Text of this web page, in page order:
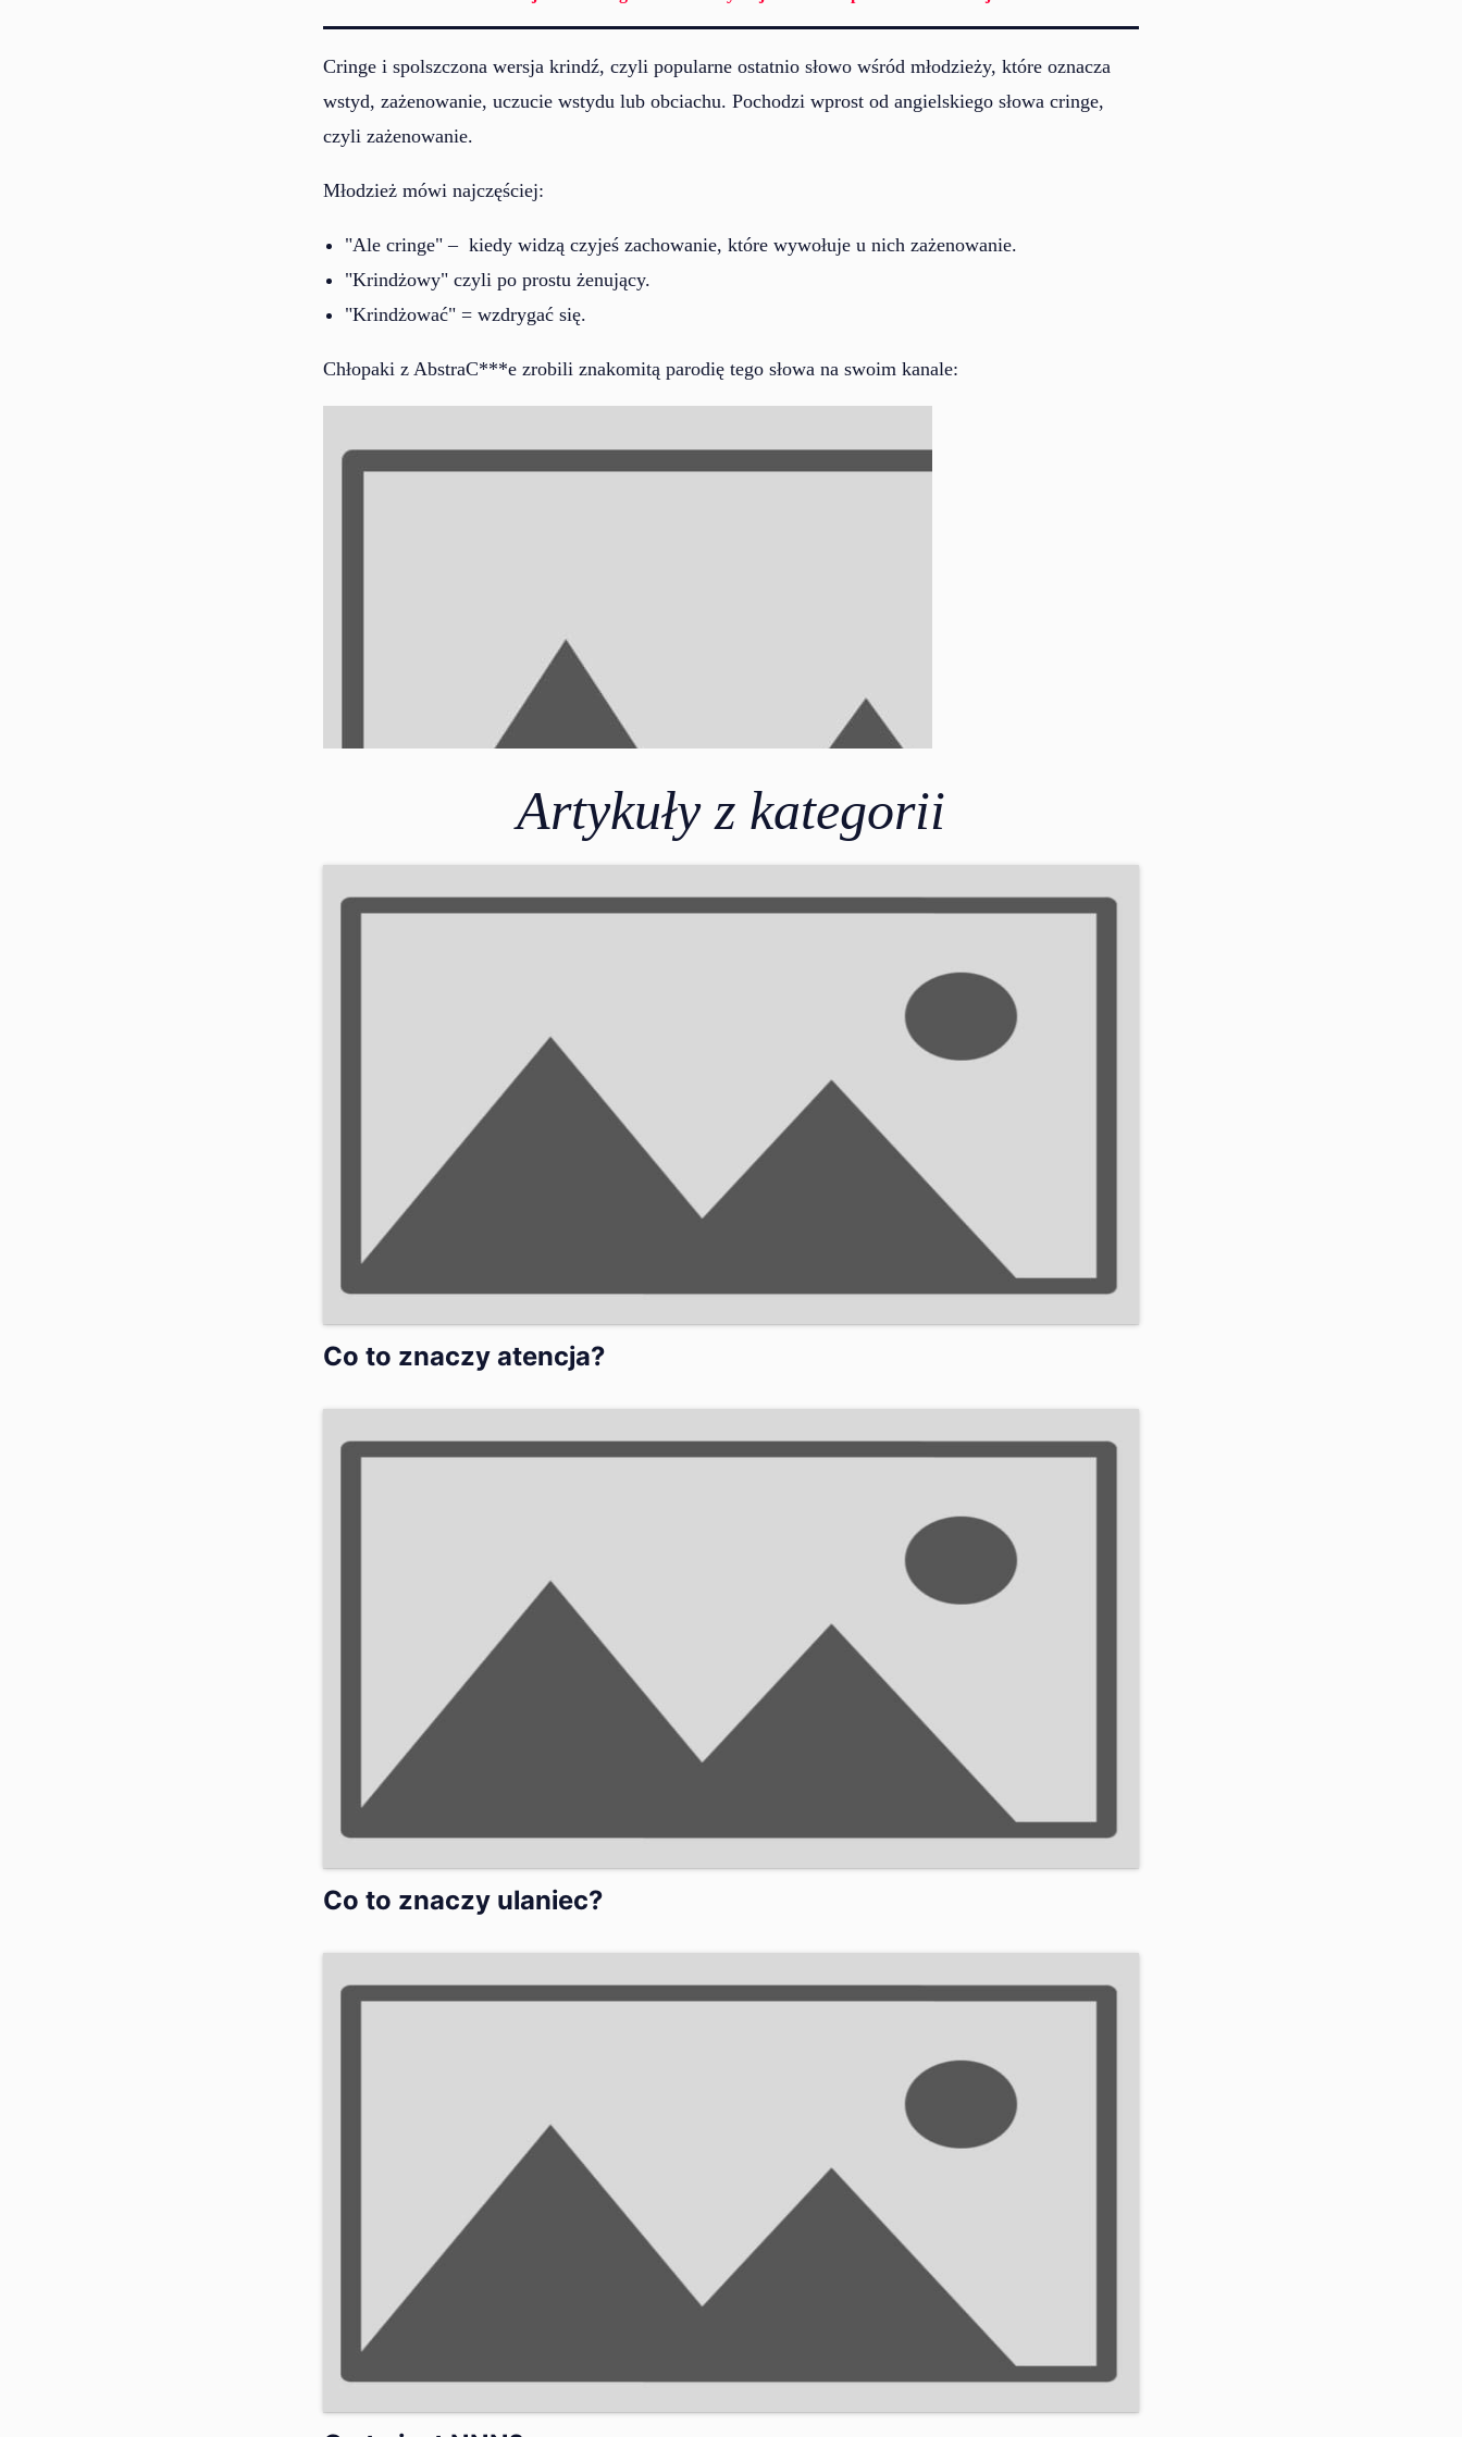
Cringe i spolszczona wersja krindź, czyli popularne ostatnio słowo wśród młodzieży, które oznacza
wstyd, zażenowanie, uczucie wstydu lub obciachu. Pochodzi wprost od angielskiego słowa cringe,
czyli zażenowanie.
Młodzież mówi najczęściej:
"Ale cringe" – kiedy widzą czyjeś zachowanie, które wywołuje u nich zażenowanie.
"Krindżowy" czyli po prostu żenujący.
"Krindżować" = wzdrygać się.
Chłopaki z AbstraC***e zrobili znakomitą parodię tego słowa na swoim kanale:
Artykuły z kategorii
Co to znaczy atencja?
Co to znaczy ulaniec?